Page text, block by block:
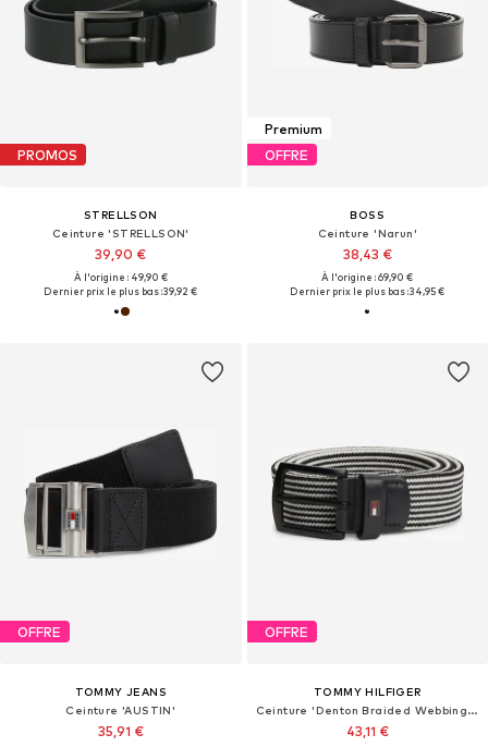
PROMOS
STRELLSON
Ceinture 'STRELLSON'
39,90 €
À l'origine : 49,90 €
Dernier prix le plus bas :39,92 €
Premium
OFFRE
BOSS
Ceinture 'Narun'
38,43 €
À l'origine : 69,90 €
Dernier prix le plus bas :34,95 €
OFFRE
TOMMY JEANS
Ceinture 'AUSTIN'
35,91 €
OFFRE
TOMMY HILFIGER
Ceinture 'Denton Braided Webbing Elastic'
43,11 €